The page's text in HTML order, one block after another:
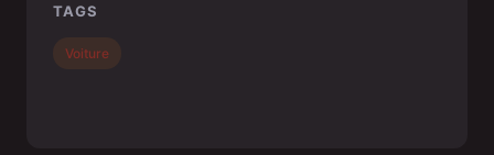
TAGS
Voiture